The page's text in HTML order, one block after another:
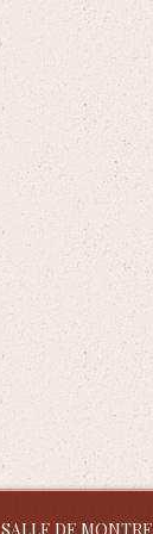
SALLE DE MONTRE